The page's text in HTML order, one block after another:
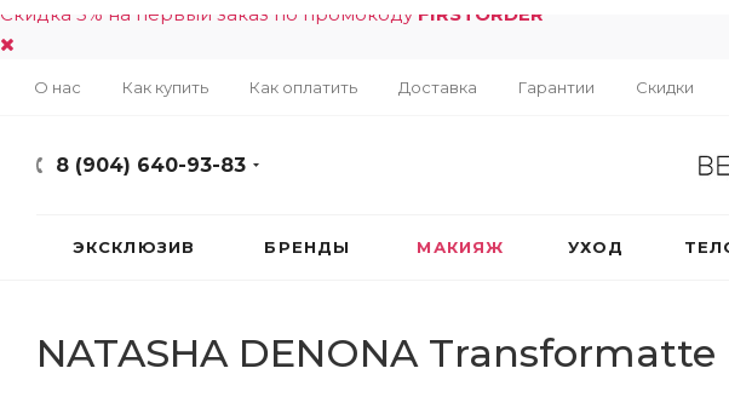
Скидка 5% на первый заказ по промокоду FIRSTORDER
О нас Как купить Как оплатить Доставка Гарантии Скидки
8 (904) 640-93-83
ЭКСКЛЮЗИВ БРЕНДЫ МАКИЯЖ УХОД
NATASHA DENONA